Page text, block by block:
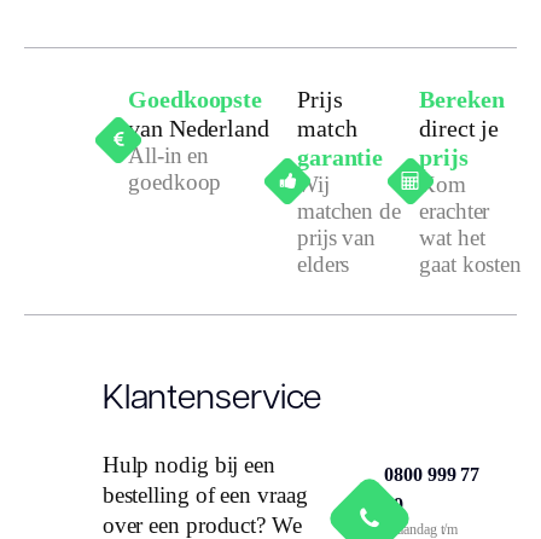
Goedkoopste
van Nederland
All-in en
goedkoop
Prijs
match
garantie
Wij
matchen de
prijs van
elders
Bereken
direct je
prijs
Kom
erachter
wat het
gaat kosten
Klantenservice
Hulp nodig bij een
bestelling of een vraag
over een product? We
0800 999 77
79
Maandag t/m